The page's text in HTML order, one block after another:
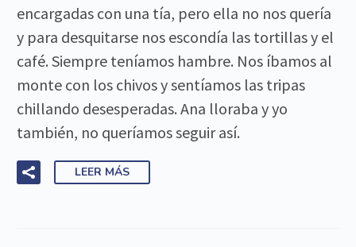
encargadas con una tía, pero ella no nos quería
y para desquitarse nos escondía las tortillas y el
café. Siempre teníamos hambre. Nos íbamos al
monte con los chivos y sentíamos las tripas
chillando desesperadas. Ana lloraba y yo
también, no queríamos seguir así.
LEER MÁS